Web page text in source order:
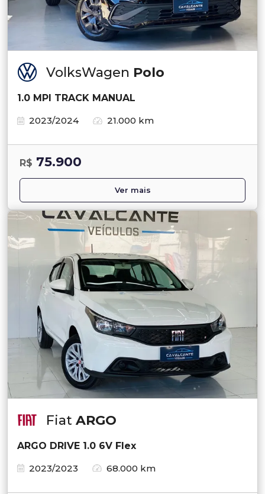
VolksWagen Polo
1.0 MPI TRACK MANUAL
2023/2024
21.000 km
R$ 75.900
Ver mais
Fiat ARGO
ARGO DRIVE 1.0 6V Flex
2023/2023
68.000 km